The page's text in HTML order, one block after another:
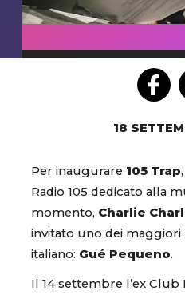
18
Per inaugurare 105 Trap
Radio 105 dedicato alla
momento, Charlie
invitato uno dei
italiano: Gué Pequeno.
Il 14 settembre l’ex